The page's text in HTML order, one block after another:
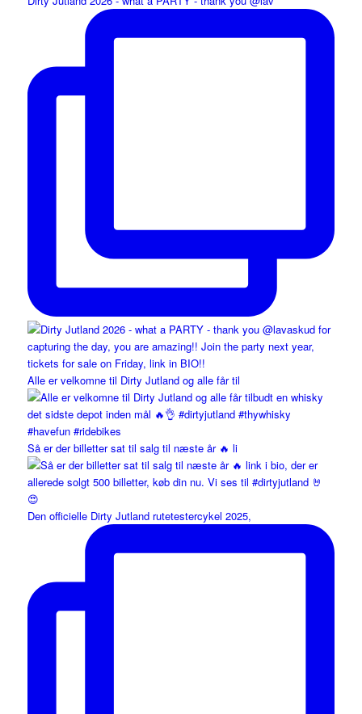
Alle er velkomne til Dirty Jutland og alle får til
Så er der billetter sat til salg til næste år 🔥 li
Den officielle Dirty Jutland rutetestercykel 2025,